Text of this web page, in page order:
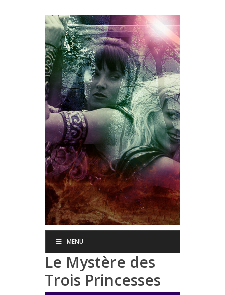
MENU
Le Mystère des
Trois Princesses